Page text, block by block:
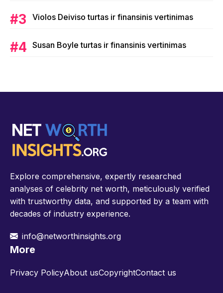
Violos Deiviso turtas ir finansinis vertinimas
Susan Boyle turtas ir finansinis vertinimas
Explore comprehensive, expertly researched
analyses of celebrity net worth, meticulously verified
with trustworthy data, and supported by a team with
decades of industry experience.
info@networthinsights.org
More
Privacy PolicyAbout usCopyrightContact us